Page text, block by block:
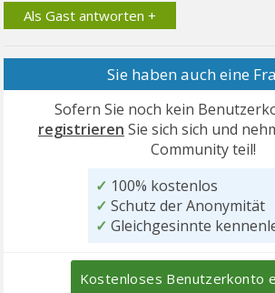
Als Gast antworten +
Sie haben auch eine
Sofern Sie noch kein
registrieren Sie sich sich und
Community teil!
✓ 100% kostenlos
✓ Schutz der Anonymität
✓ Gleichgesinnte
Kostenloses Benutzerkonto